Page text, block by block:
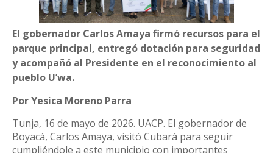
El gobernador Carlos Amaya firmó recursos para el
parque principal, entregó dotación para seguridad
y acompañó al Presidente en el reconocimiento al
pueblo U’wa.
Por Yesica Moreno Parra
Tunja, 16 de mayo de 2026. UACP. El gobernador de
Boyacá, Carlos Amaya, visitó Cubará para seguir
cumpliéndole a este municipio con importantes